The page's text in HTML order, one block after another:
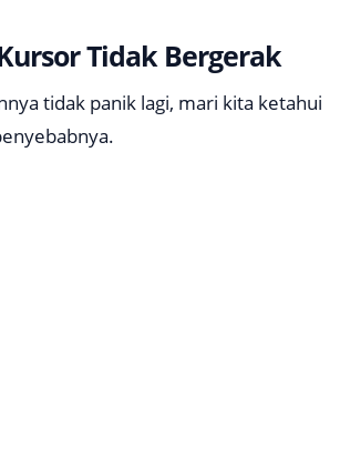
Tidak Bergerak
tidak panik lagi, mari kita ketahui